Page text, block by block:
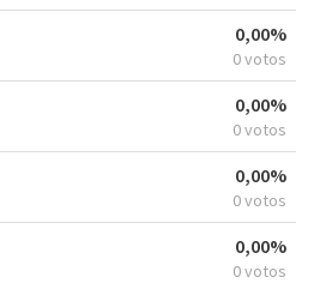
0,00%
0 votos
0,00%
0 votos
0,00%
0 votos
0,00%
0 votos